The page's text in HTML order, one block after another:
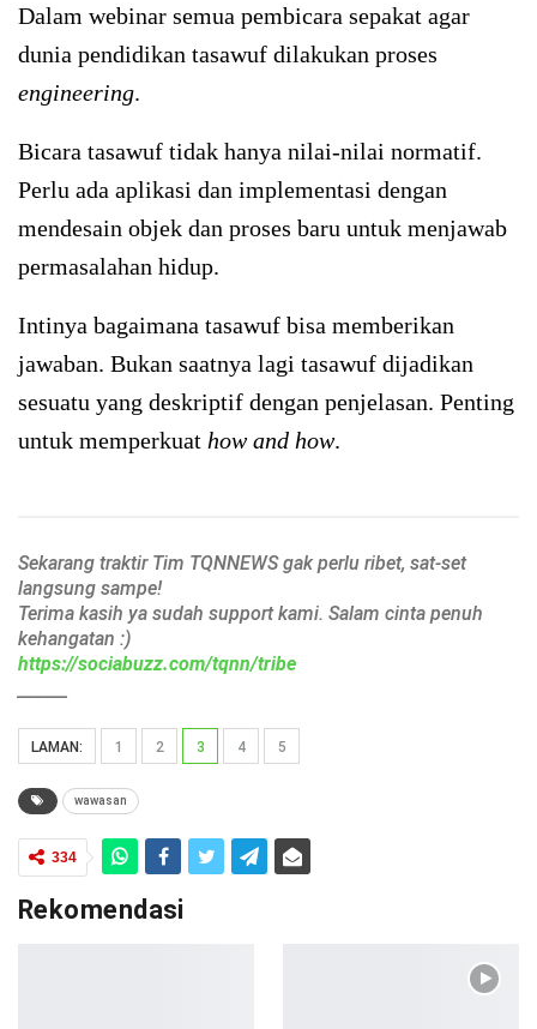
Dalam webinar semua pembicara sepakat agar
dunia pendidikan tasawuf dilakukan proses
engineering.
Bicara tasawuf tidak hanya nilai-nilai normatif.
Perlu ada aplikasi dan implementasi dengan
mendesain objek dan proses baru untuk menjawab
permasalahan hidup.
Intinya bagaimana tasawuf bisa memberikan
jawaban. Bukan saatnya lagi tasawuf dijadikan
sesuatu yang deskriptif dengan penjelasan. Penting
untuk memperkuat how and how.
Sekarang traktir Tim TQNNEWS gak perlu ribet, sat-set
langsung sampe!
Terima kasih ya sudah support kami. Salam cinta penuh
kehangatan :)
https://sociabuzz.com/tqnn/tribe
LAMAN: 1 2 3 4 5
wawasan
334
Rekomendasi